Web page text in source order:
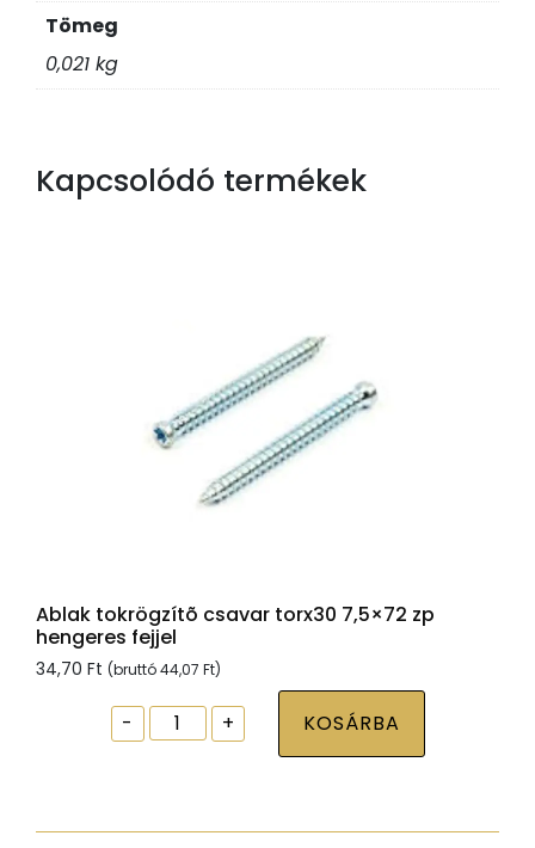
Tömeg
0,021 kg
Kapcsolódó termékek
Ablak tokrögzítõ csavar torx30 7,5×72 zp
hengeres fejjel
34,70 Ft (bruttó44,07 Ft)
-
Ablak
tokrögzítõ
7,5x72
+ KOSÁRBA